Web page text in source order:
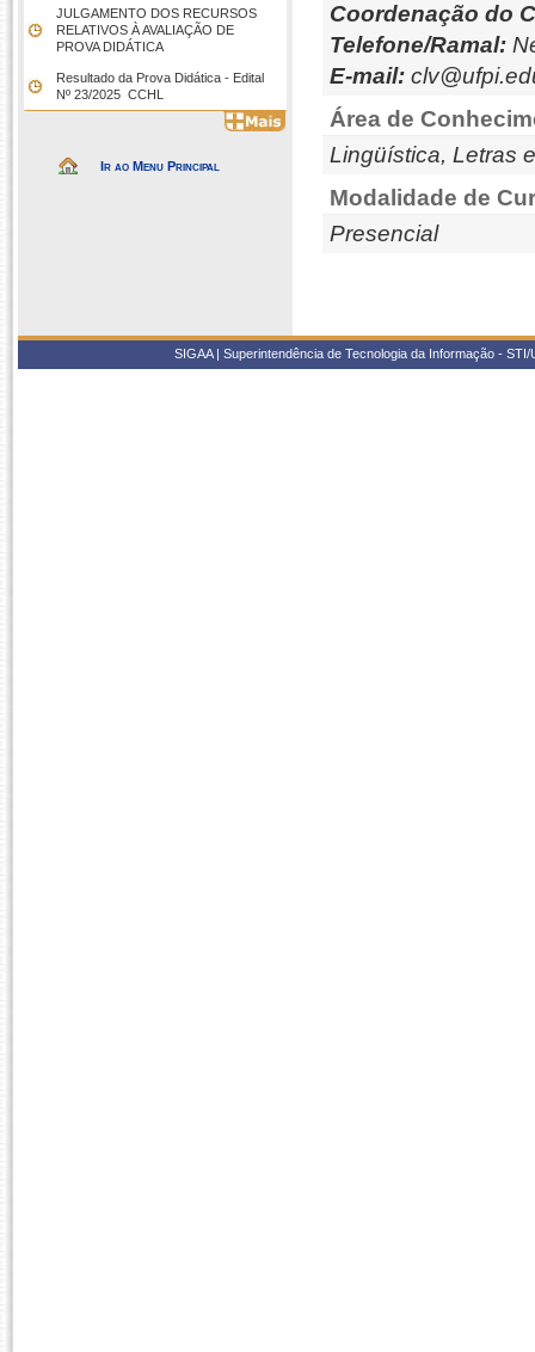
JULGAMENTO DOS RECURSOS
RELATIVOS À AVALIAÇÃO DE
PROVA DIDÁTICA
Resultado da Prova Didática - Edital
Nº 23/2025  CCHL
Ir ao Menu Principal
Coordenação do
Telefone/Ramal:
E-mail:
Área de
Lingüística, Letras
Modalidade de
Presencial
SIGAA | Superintendência de Tecnologia da Informação -